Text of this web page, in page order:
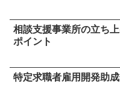
相談支援事業所の立ち
ポイント
特定求職者雇用開発助